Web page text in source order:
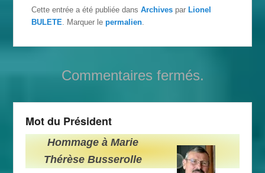
Cette entrée a été publiée dansArchives parLionel
BULETE . Marquer lepermalien
Commentaires fermés.
Mot du Président
Hommage à Marie
Thérèse Busserolle